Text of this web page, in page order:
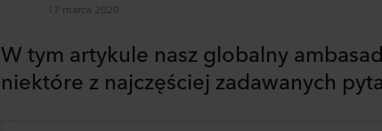
17 marca 2020
W tym artykule nasz globalny
niektóre z najczęściej zadawanych